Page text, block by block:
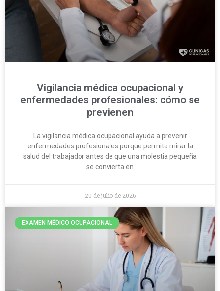
Vigilancia médica ocupacional y
enfermedades profesionales: cómo se
previenen
La vigilancia médica ocupacional ayuda a prevenir
enfermedades profesionales porque permite mirar la
salud del trabajador antes de que una molestia pequeña
se convierta en
20 de julio de 2026
EXAMEN MÉDICO OCUPACIONAL